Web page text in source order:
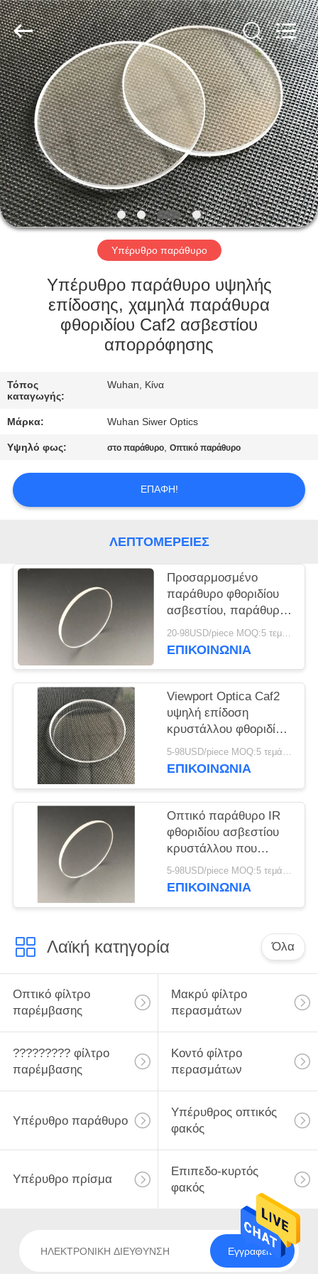
ΣΠΊΤΙ
ΠΡΟΪΌΝΤΑ
ΠΕΡΊΠΟΥ
ΕΜΕΊΣ
ΓΎΡΟΣ
ΕΡΓΟΣΤΑΣΊΩΝ
ΠΟΙΟΤΙΚΌΣ
ΈΛΕΓΧΟΣ
ΕΛΆΤΕ
ΣΕ
ΕΠΑΦΉ
ΖΗΤΉΣΤΕ
SITEMAP
PRIVACY
POLICY
Wuhan
Siwer
Optics
Co.,Ltd.
All
Rights
Reserved.
Υπέρυθρο παράθυρο
Υπέρυθρο παράθυρο υψηλής
επίδοσης, χαμηλά παράθυρα
φθοριδίου Caf2 ασβεστίου
απορρόφησης
Τόπος
καταγωγής:
Wuhan, Κίνα
Μάρκα: Wuhan Siwer Optics
Υψηλό φως: στο παράθυρο,Οπτικό παράθυρο
ΕΠΑΦΉ!
ΛΕΠΤΟΜΈΡΕΙΕΣ
Προσαρμοσμένο
παράθυρο φθοριδίου
ασβεστίου, παράθυρα
CaF2 για το υπέρυθρο
σύστημα
20-98USD/piece MOQ:5 τεμάχια
ΕΠΙΚΟΙΝΩΝΊΑ
Viewport Optica Caf2
υψηλή επίδοση
κρυστάλλου φθοριδίου
ασβεστίου παραθύρων5-98USD/piece MOQ:5 τεμάχια
ΕΠΙΚΟΙΝΩΝΊΑ
Οπτικό παράθυρο IR
φθοριδίου ασβεστίου
κρυστάλλου που
χρησιμοποιείται στον
υπέρυθρο ανιχνευτή
5-98USD/piece MOQ:5 τεμάχια
ΕΠΙΚΟΙΝΩΝΊΑ
Λαϊκή κατηγορία Όλα
Οπτικό φίλτρο
παρέμβασης
Μακρύ φίλτρο
περασμάτων
????????? φίλτρο
παρέμβασης
Κοντό φίλτρο
περασμάτων
Υπέρυθρο παράθυρο
Υπέρυθρος οπτικός
φακός
Υπέρυθρο πρίσμα
Επιπεδο-κυρτός
φακός
Εγγραφείτε